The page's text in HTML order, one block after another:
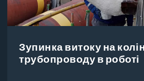
Зупинка витоку на
трубопроводу в роботі